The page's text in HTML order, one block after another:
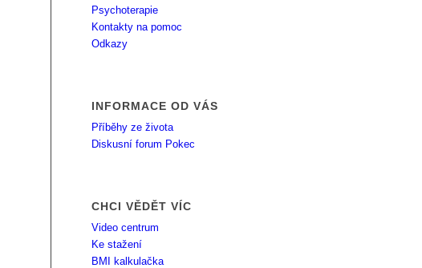
Psychoterapie
Kontakty na pomoc
Odkazy
INFORMACE OD VÁS
Příběhy ze života
Diskusní forum Pokec
CHCI VĚDĚT VÍC
Video centrum
Ke stažení
BMI kalkulačka